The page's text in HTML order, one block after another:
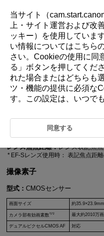
D095-212
主な仕様
形式
キヤノンRFレンズ群
マウントアダプター EF-EOS R使
ズを除く）
レンズ焦点距離：レンズ表記焦
EF-Sレンズ使用時： 表記焦点距
撮像素子
型式： CMOSセンサー
画面サイズ 約35.9×23.9mm
カメラ部有効画素数*1*2 最大約2010万
デュアルピクセルCMOS AF 対応
当サイト（
上・サイト運営および改
ッキー）を使用していま
い情報についてはこちら
さい。Cookieの使用に同
る 」ボタンを押してくだ
れた場合またはどちらも
ツ・機能の提供に必須な
す。この設定は、いつで
同意する